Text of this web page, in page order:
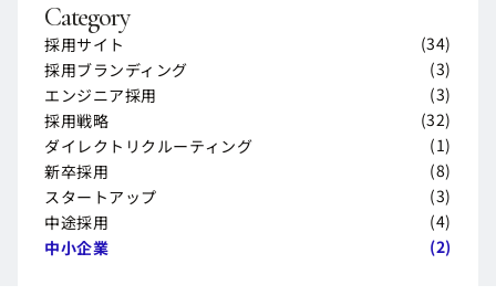
Category
採用サイト
採用サイト
(34)
採用ブランディング
採用ブランディング
(3)
エンジニア採用
エンジニア採用
(3)
採用戦略
採用戦略
(32)
ダイレクトリクルーティング
ダイレクトリクルーティング
(1)
新卒採用
新卒採用
(8)
スタートアップ
スタートアップ
(3)
中途採用
中途採用
(4)
中小企業
(2)